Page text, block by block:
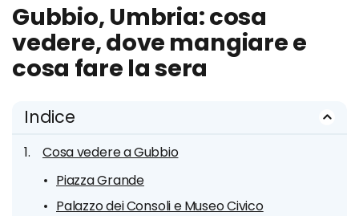
Gubbio, Umbria: cosa
vedere, dove mangiare e
cosa fare la sera
Indice
Cosa vedere a Gubbio
Piazza Grande
Palazzo dei Consoli e Museo Civico